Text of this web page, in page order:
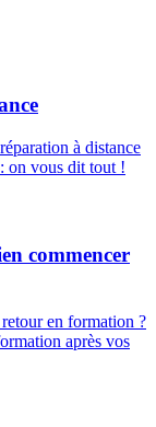
à distance
on vous dit tout !
commencer
en formation ?
après vos